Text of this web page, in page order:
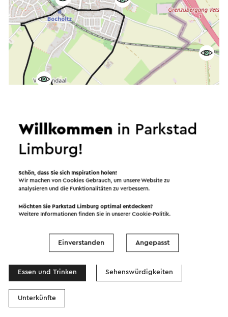
Starten Sie die Route
Filter anzeigen
In dem Gebiet
Essen und Trinken Sehenswürdigkeiten
Unterkünfte
Willkommen in Parkstad
Limburg!
Schön, dass Sie sich Inspiration holen!
Wir machen von Cookies Gebrauch, um unsere Website zu
analysieren und die Funktionalitäten zu verbessern.
Möchten Sie Parkstad Limburg optimal entdecken?
Weitere Informationen finden Sie in unsererCookie-Politik.
Einverstanden Angepasst